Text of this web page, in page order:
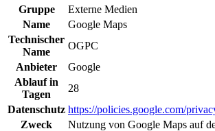
Gruppe
Externe Medien
Name
Google Maps
Technischer
Name
OGPC
Anbieter
Google
Ablauf in
Tagen
28
Datenschutz https://policies.google.com/
Zweck
Nutzung von Google Maps auf